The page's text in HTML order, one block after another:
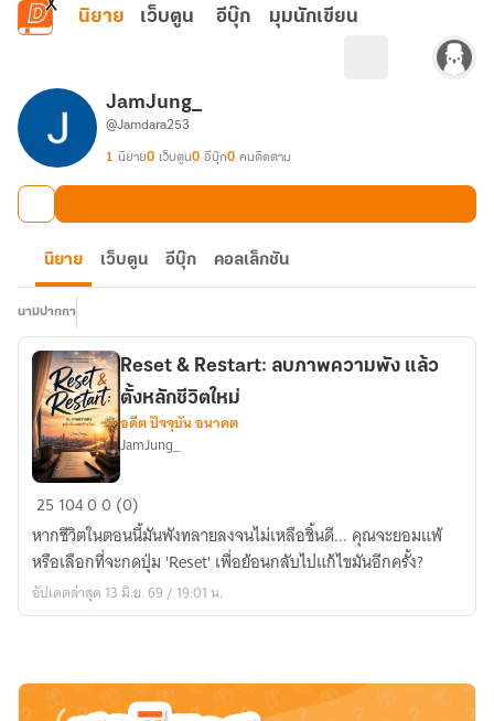
ข้ามไปยังเนื้อหาหลัก
นิยาย เว็บตูน อีบุ๊ก มุมนักเขียน
JamJung_
@Jamdara253
1 นิยาย0 เว็บตูน0 อีบุ๊ก0 คนติดตาม
นิยาย เว็บตูน อีบุ๊ก คอลเล็กชัน
นามปากกา
Reset
Restart:
ลบ
ภาพ
แล้ว
ตั้ง
Reset & Restart: ลบภาพความพัง แล้ว
ตั้งหลักชีวิตใหม่
อดีต ปัจจุบัน อนาคต
JamJung_
25 10400 (0)
หากชีวิตในตอนนี้มันพังทลายลงจนไม่เหลือชิ้นดี... คุณจะยอมแพ้
หรือเลือกที่จะกดปุ่ม 'Reset' เพื่อย้อนกลับไปแก้ไขมันอีกครั้ง?
อัปเดตล่าสุด 13 มิ.ย. 69 / 19:01 น.